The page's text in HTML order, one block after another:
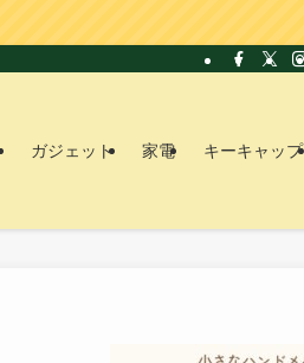
ガジェット 家電 キーキャップ